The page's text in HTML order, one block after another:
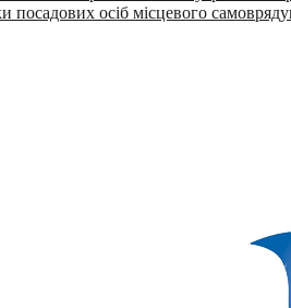
посадових осіб місцевого